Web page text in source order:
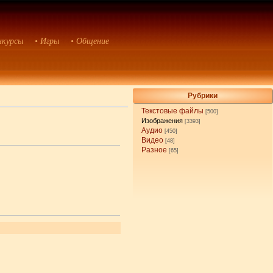
• Игры • Общение
Рубрики
Текстовые файлы [500]
Изображения [3393]
Аудио [450]
Видео [48]
Разное [65]